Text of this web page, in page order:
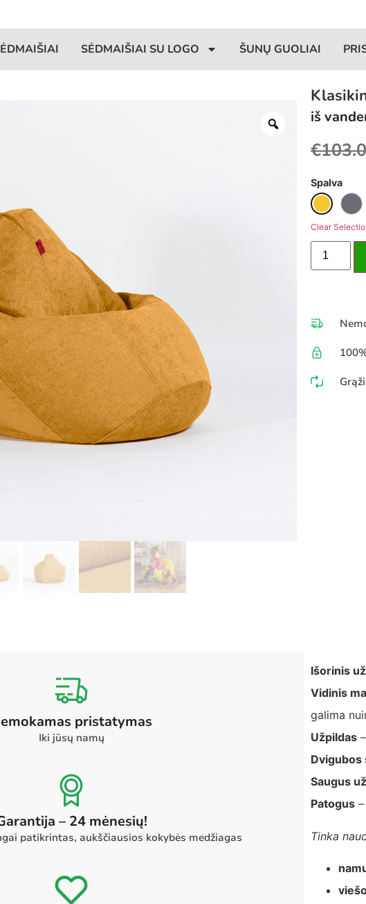
SĖDMAIŠIAI SU LOGO ŠUNŲ GUOLIAI
iš
€
Spalva
Clear
pristatymas
Iki jūsų namų
– 24 mėnesių!
patikrintas, aukščiausios kokybės medžiagas
Išorinis
Vidinis
galima
Užpildas
Dvigubos
Saugus
Patogus
Tinka